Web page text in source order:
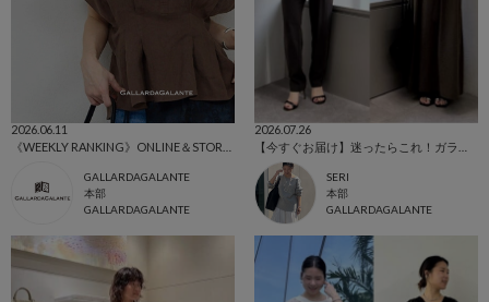
2026.06.11
GALLARDAGALANTE
本部
GALLARDAGALANTE
2026.07.26
SERI
本部
GALLARDAGALANTE